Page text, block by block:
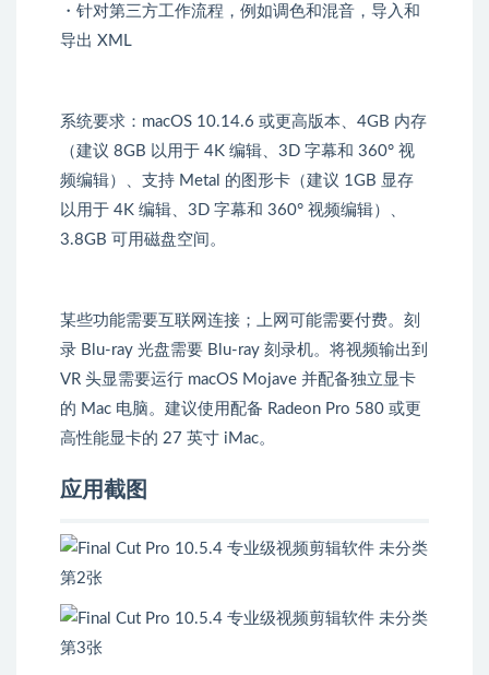
・针对第三方工作流程，例如调色和混音，导入和
导出 XML
系统要求：macOS 10.14.6 或更高版本、4GB 内存
（建议 8GB 以用于 4K 编辑、3D 字幕和 360° 视
频编辑）、支持 Metal 的图形卡（建议 1GB 显存
以用于 4K 编辑、3D 字幕和 360° 视频编辑）、
3.8GB 可用磁盘空间。
某些功能需要互联网连接；上网可能需要付费。刻
录 Blu-ray 光盘需要 Blu-ray 刻录机。将视频输出到
VR 头显需要运行 macOS Mojave 并配备独立显卡
的 Mac 电脑。建议使用配备 Radeon Pro 580 或更
高性能显卡的 27 英寸 iMac。
应用截图